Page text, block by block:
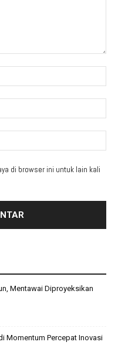
di browser ini untuk lain kali
Mentawai Diproyeksikan
Momentum Percepat Inovasi